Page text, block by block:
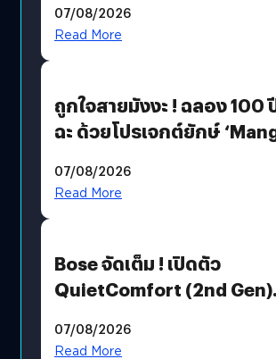
07/08/2026
Read More
ถูกใจสายมังงะ ! ฉลอง 100
ฉะ ด้วยโปรเจกต์ยักษ์
มีภาษาไทยด้วย
07/08/2026
Read More
Bose จัดเต็ม ! เปิดตัว
QuietComfort (2nd Gen)
07/08/2026
Read More